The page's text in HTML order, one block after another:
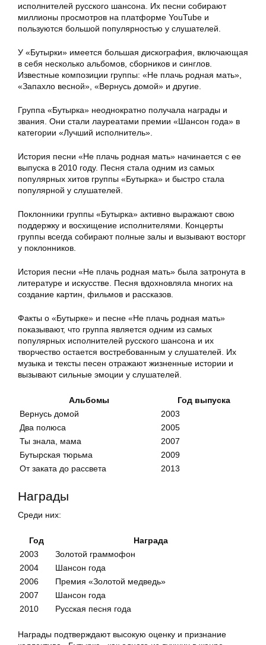
исполнителей русского шансона. Их песни собирают
миллионы просмотров на платформе YouTube и
пользуются большой популярностью у слушателей.
У «Бутырки» имеется большая дискография, включающая
в себя несколько альбомов, сборников и синглов.
Известные композиции группы: «Не плачь родная мать»,
«Запахло весной», «Вернусь домой» и другие.
Группа «Бутырка» неоднократно получала награды и
звания. Они стали лауреатами премии «Шансон года» в
категории «Лучший исполнитель».
История песни «Не плачь родная мать» начинается с ее
выпуска в 2010 году. Песня стала одним из самых
популярных хитов группы «Бутырка» и быстро стала
популярной у слушателей.
Поклонники группы «Бутырка» активно выражают свою
поддержку и восхищение исполнителями. Концерты
группы всегда собирают полные залы и вызывают восторг
у поклонников.
История песни «Не плачь родная мать» была затронута в
литературе и искусстве. Песня вдохновляла многих на
создание картин, фильмов и рассказов.
Факты о «Бутырке» и песне «Не плачь родная мать»
показывают, что группа является одним из самых
популярных исполнителей русского шансона и их
творчество остается востребованным у слушателей. Их
музыка и тексты песен отражают жизненные истории и
вызывают сильные эмоции у слушателей.
Альбомы
Год выпуска
Вернусь домой
2003
Два полюса
2005
Ты знала, мама
2007
Бутырская тюрьма
2009
От заката до рассвета
2013
Награды
Среди них:
Год
Награда
2003
Золотой граммофон
2004
Шансон года
2006
Премия «Золотой медведь»
2007
Шансон года
2010
Русская песня года
Награды подтверждают высокую оценку и признание